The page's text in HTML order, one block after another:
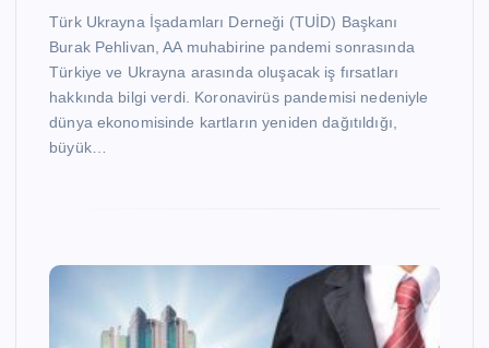
Türk Ukrayna İşadamları Derneği (TUİD) Başkanı
Burak Pehlivan, AA muhabirine pandemi sonrasında
Türkiye ve Ukrayna arasında oluşacak iş fırsatları
hakkında bilgi verdi. Koronavirüs pandemisi nedeniyle
dünya ekonomisinde kartların yeniden dağıtıldığı,
büyük…